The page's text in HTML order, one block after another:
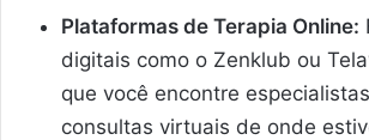
Plataformas de Terapia Online:
digitais como o Zenklub ou
que você encontre
consultas virtuais de onde